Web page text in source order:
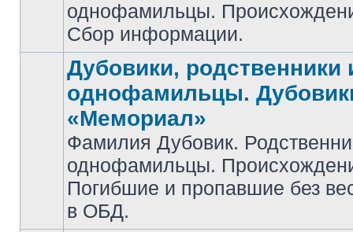
однофамильцы.
Сбор информации.
непрочитанных
сообщений
Дубовики, родственники
однофамильцы.
«Мемориал»
Фамилия Дубовик.
однофамильцы.
Погибшие и пропавшие без
в ОБД.